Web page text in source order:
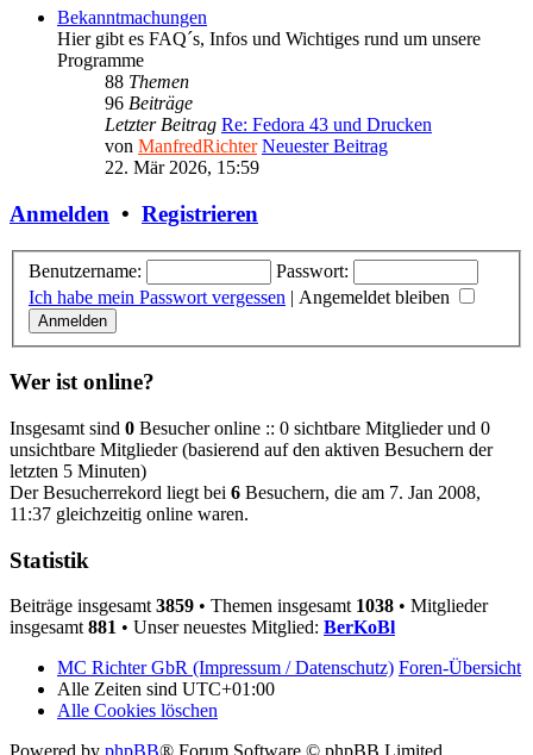
Bekanntmachungen
Hier gibt es FAQ´s, Infos und Wichtiges rund um unsere
Programme
88 Themen
96 Beiträge
Letzter Beitrag Re: Fedora 43 und Drucken
von ManfredRichter Neuester Beitrag
22. Mär 2026, 15:59
Anmelden • Registrieren
Benutzername:
Passwort:
Ich habe mein Passwort vergessen | Angemeldet bleiben
Wer ist online?
Insgesamt sind 0 Besucher online :: 0 sichtbare Mitglieder und 0
unsichtbare Mitglieder (basierend auf den aktiven Besuchern der
letzten 5 Minuten)
Der Besucherrekord liegt bei 6 Besuchern, die am 7. Jan 2008,
11:37 gleichzeitig online waren.
Statistik
Beiträge insgesamt 3859 • Themen insgesamt 1038 • Mitglieder
insgesamt 881 • Unser neuestes Mitglied: BerKoBl
MC Richter GbR (Impressum / Datenschutz) Foren-Übersicht
Alle Zeiten sind UTC+01:00
Alle Cookies löschen